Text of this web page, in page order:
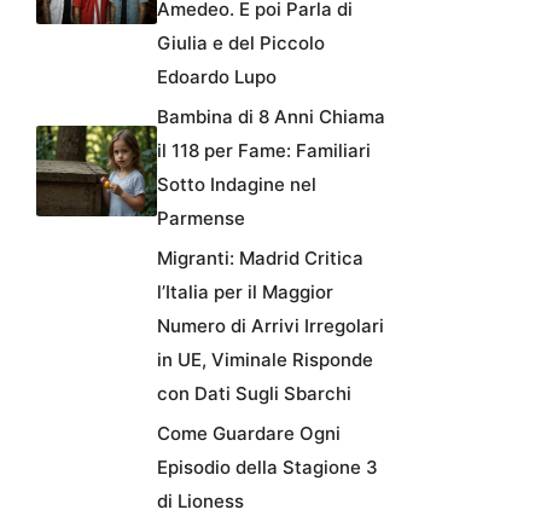
Amedeo. E poi Parla di
Giulia e del Piccolo
Edoardo Lupo
Bambina di 8 Anni Chiama
il 118 per Fame: Familiari
Sotto Indagine nel
Parmense
Migranti: Madrid Critica
l’Italia per il Maggior
Numero di Arrivi Irregolari
in UE, Viminale Risponde
con Dati Sugli Sbarchi
Come Guardare Ogni
Episodio della Stagione 3
di Lioness